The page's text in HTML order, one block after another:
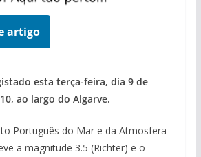
artigo
esta terça-feira, dia 9 de
ao largo do Algarve.
Português do Mar e da Atmosfera
a magnitude 3.5 (Richter) e o